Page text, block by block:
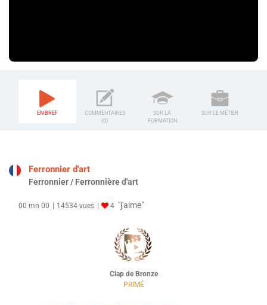
EN BREF
COMMENTAIRES
(0)
SUR LA
FORMATION
SUR LE MÉTIER
Ferronnier d'art
Ferronnier / Ferronnière d'art
00 mn 00 14534 vues 4 "j'aime"
Clap de Bronze
PRIMÉ